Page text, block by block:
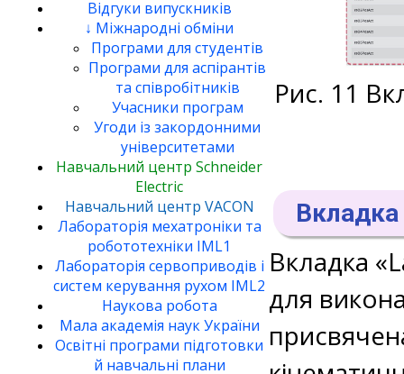
Відгуки випускників
↓ Міжнародні обміни
Програми для студентів
Програми для аспірантів
та співробітників
Учасники програм
Угоди із закордонними
університетами
Навчальний центр Schneider
Electric
Навчальний центр VACON
Лабораторія мехатроніки та
робототехніки IML1
Лабораторія сервоприводів і
систем керування рухом IML2
Наукова робота
Мала академія наук України
Освітні програми підготовки
й навчальні плани
Рис. 11
Вкладка
для